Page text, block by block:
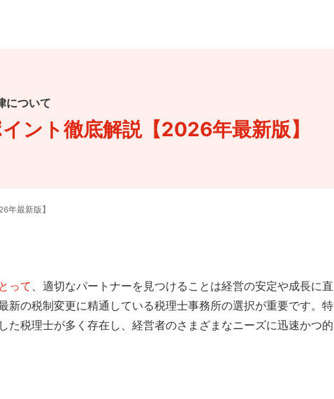
について
ント徹底解説【2026年最新版】
年最新版】
って 、適切なパートナーを見つけることは経営の安定や成長に直
の税制変更に精通している税理士事務所の選択が重要です。特
税理士が多く存在し、経営者のさまざまなニーズに迅速かつ的